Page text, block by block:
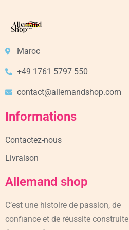
Maroc
+49 1761 5797 550
contact@allemandshop.com
Informations
Contactez-nous
Livraison
Allemand shop
C’est une histoire de passion, de
confiance et de réussite construite